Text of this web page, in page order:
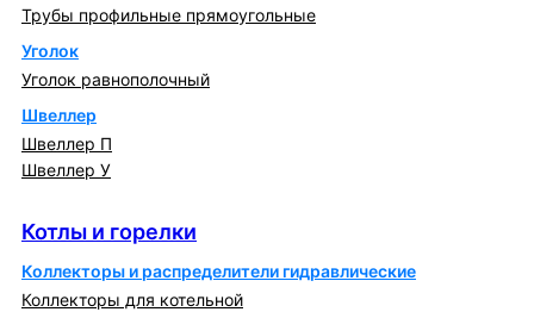
Трубы профильные прямоугольные
Уголок
Уголок равнополочный
Швеллер
Швеллер П
Швеллер У
Котлы и горелки
Коллекторы и распределители гидравлические
Коллекторы для котельной